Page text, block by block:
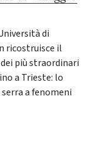
di
ricostruisce il
più straordinari
a Trieste: lo
a fenomeni